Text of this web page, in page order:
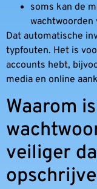
soms kan de
wachtwoorden
Dat automatische
typfouten. Het is
accounts hebt,
media en online
Waarom
veiliger